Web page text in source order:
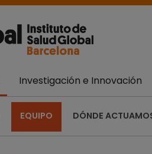
EQUIPO DÓNDE
Investigación e Innovación